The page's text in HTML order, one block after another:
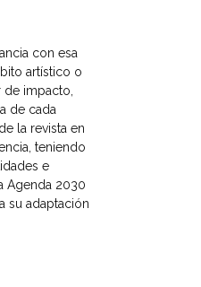
con esa
artístico o
impacto,
de cada
la revista en
teniendo
e
Agenda 2030
su adaptación